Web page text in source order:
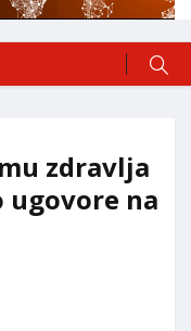
zdravlja
ugovore na